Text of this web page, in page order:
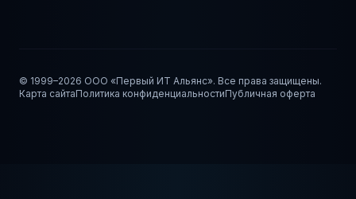
© 1999–2026 ООО «Первый ИТ Альянс». Все права защищены.
Карта сайтаПолитика конфиденциальностиПубличная оферта